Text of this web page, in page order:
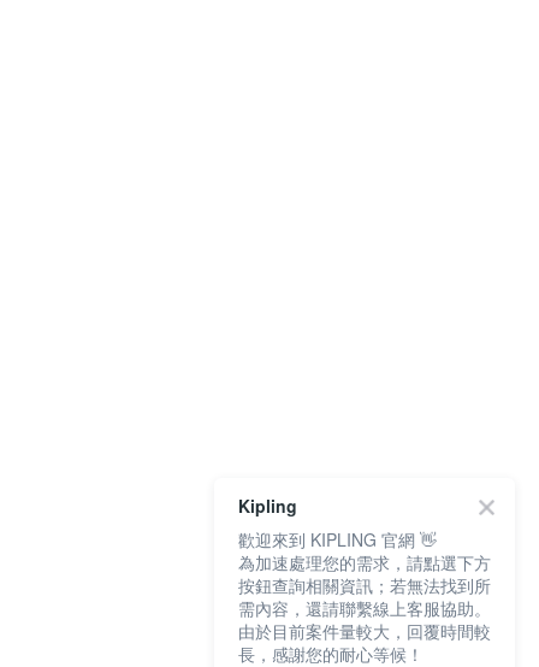
Kipling
歡迎來到 KIPLING 官網 👋
為加速處理您的需求，請點選下方
按鈕查詢相關資訊；若無法找到所
需內容，還請聯繫線上客服協助。
由於目前案件量較大，回覆時間較
長，感謝您的耐心等候！